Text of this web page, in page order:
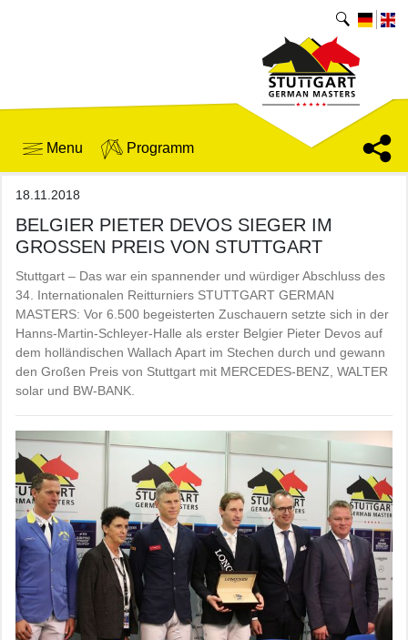
Menu Programm
18.11.2018
BELGIER PIETER DEVOS SIEGER IM
GROSSEN PREIS VON STUTTGART
Stuttgart – Das war ein spannender und würdiger Abschluss des
34. Internationalen Reitturniers STUTTGART GERMAN
MASTERS: Vor 6.500 begeisterten Zuschauern setzte sich in der
Hanns-Martin-Schleyer-Halle als erster Belgier Pieter Devos auf
dem holländischen Wallach Apart im Stechen durch und gewann
den Großen Preis von Stuttgart mit MERCEDES-BENZ, WALTER
solar und BW-BANK.